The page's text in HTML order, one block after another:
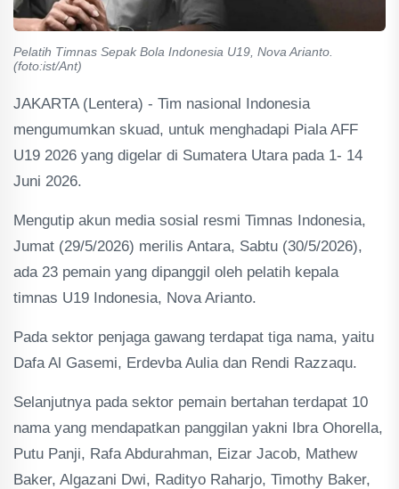
Pelatih Timnas Sepak Bola Indonesia U19, Nova Arianto.
(foto:ist/Ant)
JAKARTA (Lentera) - Tim nasional Indonesia
mengumumkan skuad, untuk menghadapi Piala AFF
U19 2026 yang digelar di Sumatera Utara pada 1- 14
Juni 2026.
Mengutip akun media sosial resmi Timnas Indonesia,
Jumat (29/5/2026) merilis Antara, Sabtu (30/5/2026),
ada 23 pemain yang dipanggil oleh pelatih kepala
timnas U19 Indonesia, Nova Arianto.
Pada sektor penjaga gawang terdapat tiga nama, yaitu
Dafa Al Gasemi, Erdevba Aulia dan Rendi Razzaqu.
Selanjutnya pada sektor pemain bertahan terdapat 10
nama yang mendapatkan panggilan yakni Ibra Ohorella,
Putu Panji, Rafa Abdurahman, Eizar Jacob, Mathew
Baker, Algazani Dwi, Radityo Raharjo, Timothy Baker,